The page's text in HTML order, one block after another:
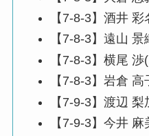
【7-8-3】酒井
【7-8-3】遠山
【7-8-3】横尾
【7-8-3】岩倉
【7-9-3】渡辺
【7-9-3】今井